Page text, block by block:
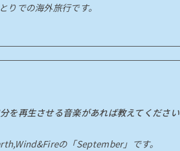
りでの海外旅行です。
を再生させる音楽があれば教えてください
の「September」です。